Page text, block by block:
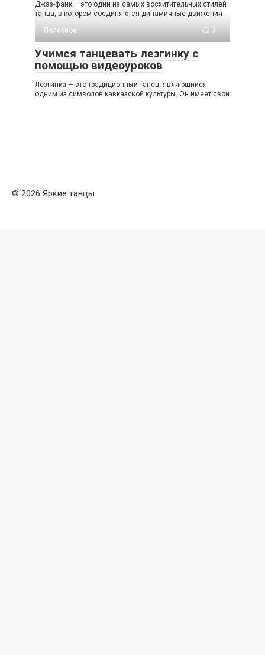
Джаз-фанк – это один из самых восхитительных стилей
танца, в котором соединяются динамичные движения
Полезное
0
Учимся танцевать лезгинку с
помощью видеоуроков
Лезгинка — это традиционный танец, являющийся
одним из символов кавказской культуры. Он имеет свои
© 2026 Яркие танцы